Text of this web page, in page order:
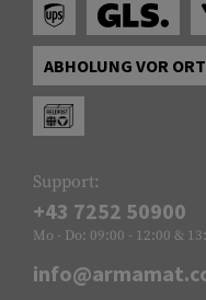
ABHOLUNG VOR
Support:
+43 7252 50900
Mo - Do: 09:00 - 12:00 &